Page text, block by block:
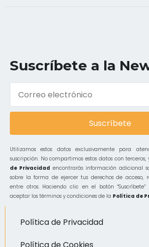
Suscríbete a la
Suscríbete
Utilizamos estos datos exclusivamente para
suscripción. No compartimos estos datos con
de Privacidad encontrarás información adicional
sobre la forma de ejercer tus derechos de acceso,
entre otros. Haciendo clic en el botón
aceptar los términos y condiciones de la Política de
Política de Privacidad